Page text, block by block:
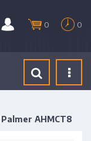
0 0
Palmer AHMCT8